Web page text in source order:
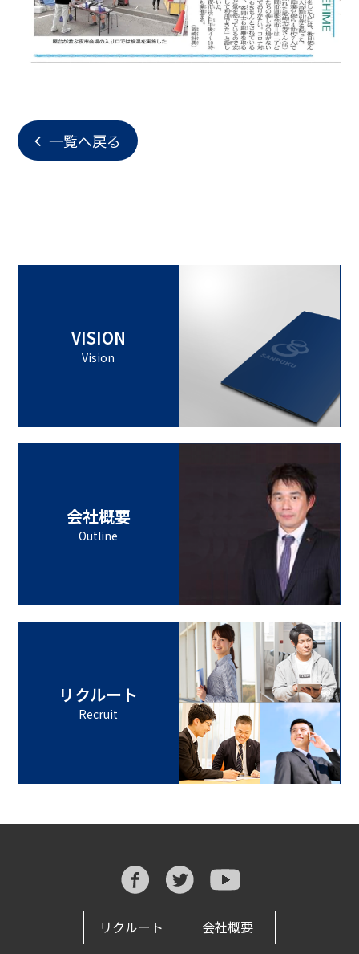
一覧へ戻る
VISION
Vision
会社概要
Outline
リクルート
Recruit
リクルート 会社概要